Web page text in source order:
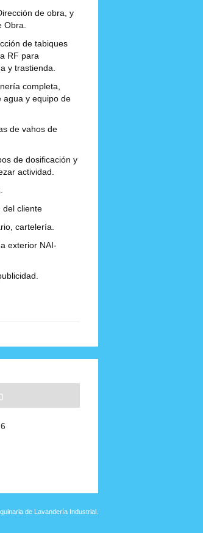
de obra, y
Obra.
de tabiques
RF para
y trastienda.
completa,
agua y equipo de
de vahos de
de dosificación y
actividad.
del cliente
cartelería.
exterior NAI-
de Lavandería Industrial.